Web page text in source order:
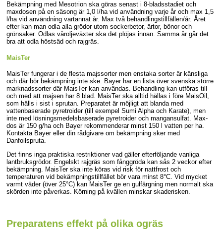
Bekämpning med Mesotrion ska göras senast i 8-bladsstadiet och
maxdosen på en säsong är 1,0 l/ha vid användning varje år och max 1,5
l/ha vid användning vartannat år. Max två behandlingstillfällen/år. Året
efter kan man odla alla grödor utom sockerbetor, ärtor, bönor och
grönsaker. Odlas våroljeväxter ska det plöjas innan. Samma år går det
bra att odla höstsäd och rajgräs.
MaisTer
MaisTer fungerar i de flesta majssorter men enstaka sorter är känsliga
och där bör bekämpning inte ske. Bayer har en lista över svenska större
marknadssorter där MaisTer kan användas. Behandling kan utföras till
och med att majsen har 8 blad. MaisTer ska alltid hällas i före MaisOil,
som hälls i sist i sprutan. Preparatet är möjligt att blanda med
vattenbaserade pyretroider (till exempel Sumi Alpha och Karate), men
inte med lösningsmedelsbaserade pyretroider och mangansulfat. Max-
dos är 150 g/ha och Bayer rekommenderar minst 150 l vatten per ha.
Kontakta Bayer eller din rådgivare om bekämpning sker med
Danfoilspruta.
Det finns inga praktiska restriktioner vad gäller efterföljande vanliga
lantbruksgrödor. Engelskt rajgräs som fånggröda kan sås 2 veckor efter
bekämpning. MaisTer ska inte köras vid risk för nattfrost och
temperaturen vid bekämpningstillfället bör vara minst 8°C. Vid mycket
varmt väder (över 25°C) kan MaisTer ge en gulfärgning men normalt ska
skörden inte påverkas. Körning på kvällen minskar skaderisken.
Preparatens effekt på olika ogräs